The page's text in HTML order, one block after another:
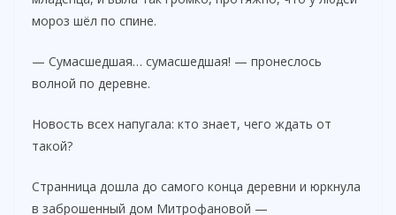
i
d
e
мороз шёл по спине.
— Сумасшедшая… сумасшедшая! — пронеслось
волной по деревне.
Новость всех напугала: кто знает, чего ждать от
такой?
Странница дошла до самого конца деревни и юркнула
в заброшенный дом Митрофановой —